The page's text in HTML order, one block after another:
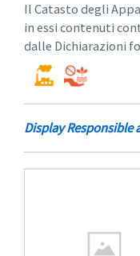
Il Catasto degli
in essi contenuti
dalle Dichiarazioni
Display